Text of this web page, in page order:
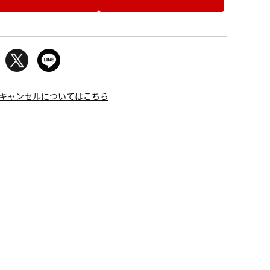
ャンセルについてはこちら